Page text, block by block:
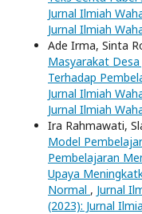
Jurnal Ilmiah
Jurnal Ilmiah
Ade Irma, Sinta
Masyarakat
Terhadap
Jurnal Ilmiah
Jurnal Ilmiah
Ira Rahmawati,
Model
Pembelajaran
Upaya
Normal , Jurnal
(2023): Jurnal